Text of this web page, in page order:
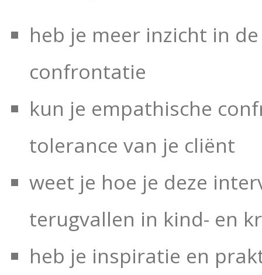
heb je meer inzicht in
confrontatie
kun je empathische
tolerance van je cliënt
weet je hoe je deze
terugvallen in kind- en
heb je inspiratie en